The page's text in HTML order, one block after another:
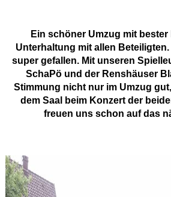
Ein schöner Umzug mit
Unterhaltung mit allen
super gefallen. Mit unseren
SchaPö und der Renshäuser
Stimmung nicht nur im Umzug
dem Saal beim Konzert der
freuen uns schon auf das